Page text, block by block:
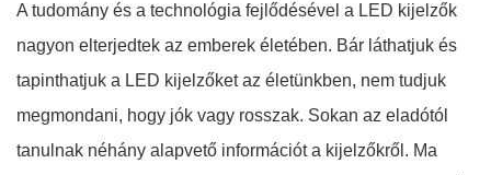
A tudomány és a technológia fejlődésével a LED kijelzők
nagyon elterjedtek az emberek életében. Bár láthatjuk és
tapinthatjuk a LED kijelzőket az életünkben, nem tudjuk
megmondani, hogy jók vagy rosszak. Sokan az eladótól
tanulnak néhány alapvető információt a kijelzőkről. Ma